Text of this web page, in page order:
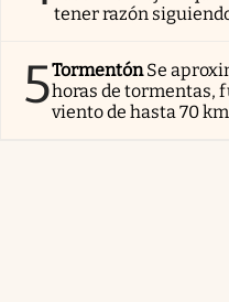
tener razón
5TormentónSe
horas de tormentas,
viento de hasta 70